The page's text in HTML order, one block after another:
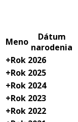
Meno
Dátum
narodenia
+Rok 2026
+Rok 2025
+Rok 2024
+Rok 2023
+Rok 2022